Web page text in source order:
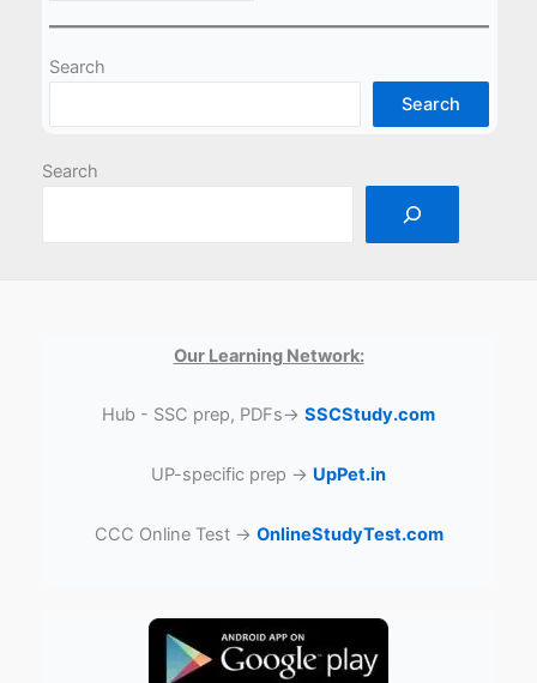
Search
Search
Search
Our Learning Network:
Hub - SSC prep, PDFs→ SSCStudy.com
UP-specific prep → UpPet.in
CCC Online Test → OnlineStudyTest.com